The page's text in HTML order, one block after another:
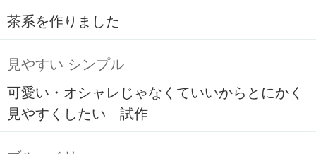
茶系を作りました
見やすい シンプル
可愛い・オシャレじゃなくていいからとにかく
見やすくしたい 試作